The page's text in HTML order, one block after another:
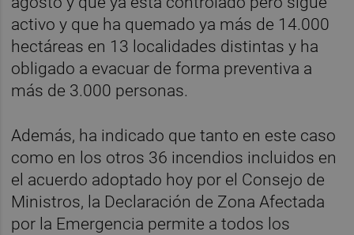
activo y que ha quemado ya más de 14.000
hectáreas en 13 localidades distintas y ha
obligado a evacuar de forma preventiva a
más de 3.000 personas.
Además, ha indicado que tanto en este caso
como en los otros 36 incendios incluidos en
el acuerdo adoptado hoy por el Consejo de
Ministros, la Declaración de Zona Afectada
por la Emergencia permite a todos los